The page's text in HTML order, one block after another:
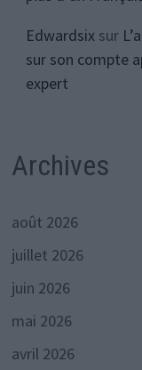
Edwardsixsur
sur son compte
expert
Archives
août 2026
juillet 2026
juin 2026
mai 2026
avril 2026